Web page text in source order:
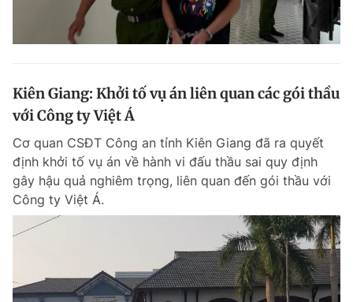
Kiên Giang: Khởi tố vụ án liên quan các gói thầu
với Công ty Việt Á
Cơ quan CSĐT Công an tỉnh Kiên Giang đã ra quyết
định khởi tố vụ án về hành vi đấu thầu sai quy định
gây hậu quả nghiêm trọng, liên quan đến gói thầu với
Công ty Việt Á.